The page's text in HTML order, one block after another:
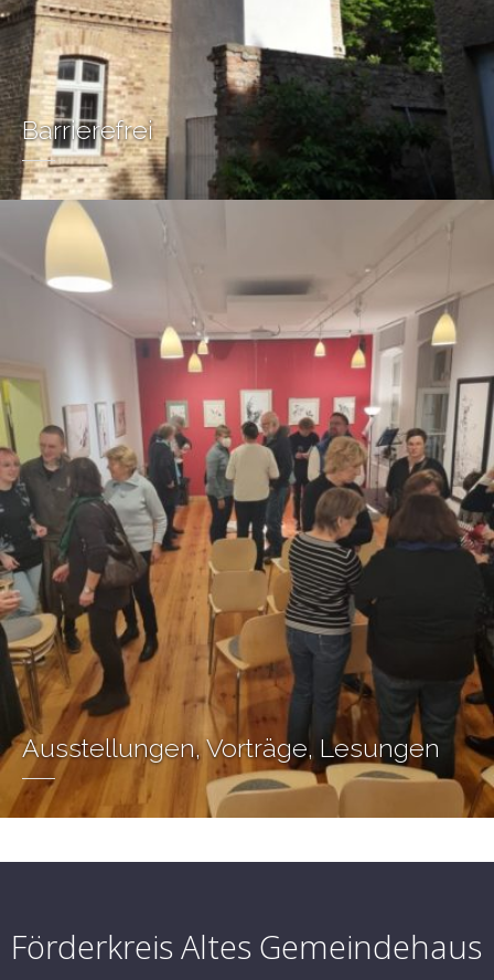
Barrierefrei
Ausstellungen, Vorträge, Lesungen
Förderkreis Altes Gemeindehaus